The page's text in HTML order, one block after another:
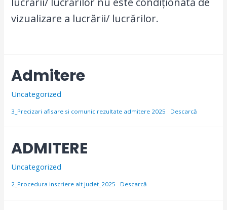
vizualizare a lucrării/ lucrărilor.
Admitere
Uncategorized
3_Precizari afisare si comunic rezultate admitere 2025 Descarcă
ADMITERE
Uncategorized
2_Procedura inscriere alt judet_2025 Descarcă